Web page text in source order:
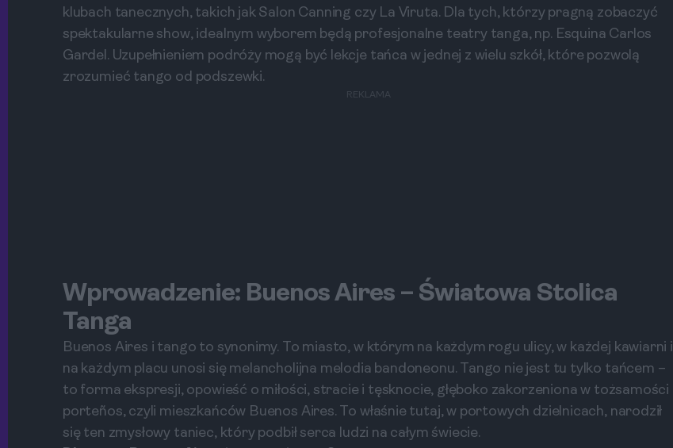
klubach tanecznych, takich jak Salon Canning czy La Viruta. Dla tych, którzy pragną zobaczyć
spektakularne show, idealnym wyborem będą profesjonalne teatry tanga, np. Esquina Carlos
Gardel. Uzupełnieniem podróży mogą być lekcje tańca w jednej z wielu szkół, które pozwolą
zrozumieć tango od podszewki.
REKLAMA
Wprowadzenie: Buenos Aires – Światowa Stolica
Tanga
Buenos Aires i tango to synonimy. To miasto, w którym na każdym rogu ulicy, w każdej kawiarni i
na każdym placu unosi się melancholijna melodia bandoneonu. Tango nie jest tu tylko tańcem –
to forma ekspresji, opowieść o miłości, stracie i tęsknocie, głęboko zakorzeniona w tożsamości
porteños, czyli mieszkańców Buenos Aires. To właśnie tutaj, w portowych dzielnicach, narodził
się ten zmysłowy taniec, który podbił serca ludzi na całym świecie.